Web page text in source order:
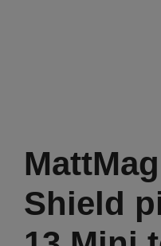
Shield